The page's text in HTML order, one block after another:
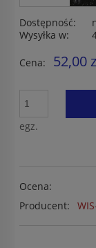
Dostępność:
Wysyłka w:
Cena: 52,00
egz.
Ocena:
Producent: